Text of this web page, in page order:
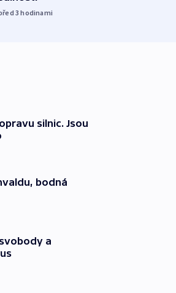
3hodinami
silnic. Jsou
bodná
a